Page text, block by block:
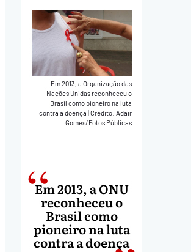
Em 2013, a Organização das
Nações Unidas reconheceu o
Brasil como pioneiro na luta
contra a doença Crédito: Adair
Gomes/Fotos Públicas
Em 2013, a ONU
reconheceu o
Brasil como
pioneiro na luta
contra a doença